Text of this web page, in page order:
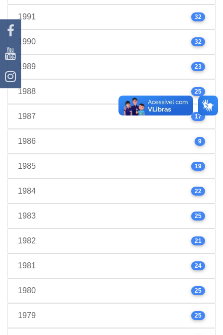
1991 32
1990 32
1989 23
1988 25
1987 17
1986 9
1985 19
1984 22
1983 25
1982 21
1981 24
1980 25
1979 25